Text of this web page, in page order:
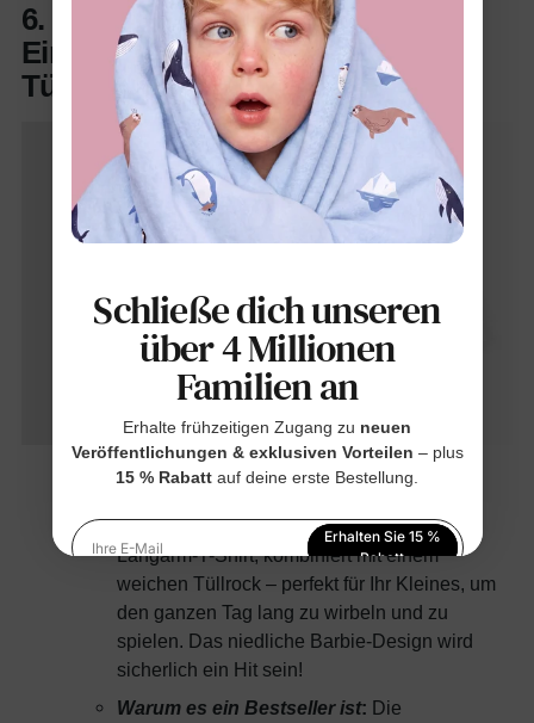
6. Barbie Kleinkindmädchen
Einzelteil Langarm-T-Shirt &
Tüllrock-Set
Dieses verspielte Set besteht aus einem
Langarm-T-Shirt, kombiniert mit einem
weichen Tüllrock – perfekt für Ihr Kleines, um
den ganzen Tag lang zu wirbeln und zu
spielen. Das niedliche Barbie-Design wird
sicherlich ein Hit sein!
Warum es ein Bestseller ist: Die
Schließe dich unseren
über 4 Millionen
Familien an
Erhalte frühzeitigen Zugang zu neuen
Veröffentlichungen & exklusiven Vorteilen – plus
15 % Rabatt auf deine erste Bestellung.
Ihre E-Mail
Erhalten Sie 15 %
Rabatt
Indem Sie sich anmelden, stimmen Sie unserer
Datenschutzerklärung